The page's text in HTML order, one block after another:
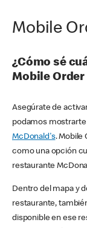
Mobile
¿Cómo sé
Mobile Order
Asegúrate de
podamos
McDonald's. Mobile
como una opción
restaurante
Dentro del mapa y
restaurante,
disponible en ese